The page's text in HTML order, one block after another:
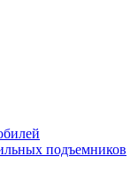
подъемников